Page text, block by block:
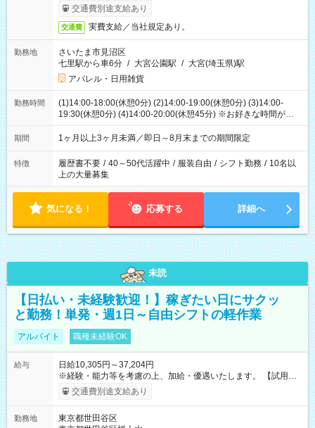
交通費別途支給あり
交通費 実費支給／当社規定あり。
勤務地
さいたま市見沼区
七里駅から車6分 / 大宮公園駅 / 大宮(埼玉県)駅
アパレル・日用雑貨
勤務時間
(1)14:00-18:00(休憩0分) (2)14:00-19:00(休憩0分) (3)14:00-
19:30(休憩0分) (4)14:00-20:00(休憩45分) ※お好きな時間が選べ
ます
期間 1ヶ月以上3ヶ月未満／即日～8月末までの期間限定
特徴 履歴書不要 / 40～50代活躍中 / 服装自由 / シフト勤務 / 10名以
上の大量募集
気になる！ 応募する 詳細へ
未読
【日払い・未経験歓迎！】稼ぎたい日にサクッ
と勤務！単発・週1日～自由シフトの軽作業
アルバイト 職種未経験OK
給与
日給10,305円～37,204円
※経験・能力等を考慮の上、加給・優遇いたします。 【試用期
間】試用期間なし
交通費別途支給あり
勤務地
東京都世田谷区